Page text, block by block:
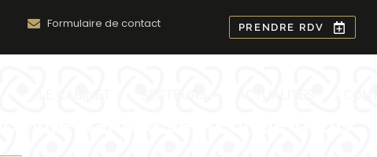
Formulaire de contact PRENDRE RDV